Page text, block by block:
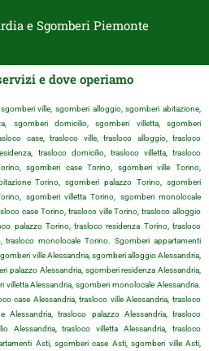
e Sgomberi Piemonte
e dove operiamo
ville, sgomberi alloggio, sgomberi abitazione,
sgomberi domicilio, sgomberi villetta, sgomberi
case, trasloco ville, trasloco alloggio, trasloco
trasloco domicilio, trasloco villetta, trasloco
sgomberi case Torino, sgomberi ville Torino,
Torino, sgomberi palazzo Torino, sgomberi
sgomberi villetta Torino, sgomberi monolocale
case Torino, trasloco ville Torino, trasloco alloggio
palazzo Torino, trasloco residenza Torino, trasloco
trasloco monolocale Torino. Sgomberi appartamenti
ville Alessandria, sgomberi alloggio Alessandria,
palazzo Alessandria, sgomberi residenza Alessandria,
Alessandria, sgomberi monolocale Alessandria.
case Alessandria, trasloco ville Alessandria, trasloco
Alessandria, trasloco palazzo Alessandria, trasloco
Alessandria, trasloco villetta Alessandria, trasloco
Asti, sgomberi case Asti, sgomberi ville Asti,